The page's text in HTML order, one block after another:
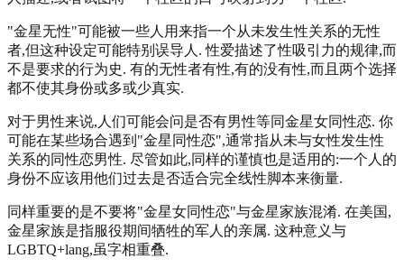
"金星无性"可能被一些人用来指一个从未发生性关系的无性
者,但这种设定可能特别误导人. 性爱描述了性吸引力的规律,而
不是要求的行为史. 有的无性者有性,有的没有性,而且两个选择
都不使其身份或多或少真实.
对于男性来说,人们可能会问是否有男性等同金星女同性恋. 你
可能在某些场合遇到"金星同性恋",通常指从未与女性发生性
关系的同性恋男性. 尽管如此,同样的谨慎也是适用的:一个人的
身份不应该用他们过去是否适合完全线性脚本来衡量.
同样重要的是不要将"金星女同性恋"与金星家族混淆. 在美国,
金星家族是指服役期间牺牲的军人的亲属. 这种意义与
LGBTQ+lang,虽字相重叠.